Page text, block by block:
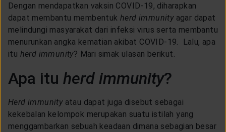
Dengan mendapatkan vaksin COVID-19, diharapkan
dapat membantu membentuk herd immunityagar dapat
melindungi masyarakat dari infeksi virus serta membantu
menurunkan angka kematian akibat COVID-19. Lalu, apa
itu herd immunity? Mari simak ulasan berikut.
Apa itu herd immunity?
Herd immunityatau dapat juga disebut sebagai
kekebalan kelompok merupakan suatu istilah yang
menggambarkan sebuah keadaan dimana sebagian besar
EVENTS